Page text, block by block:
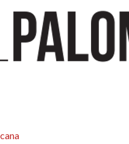
y latinoamericana